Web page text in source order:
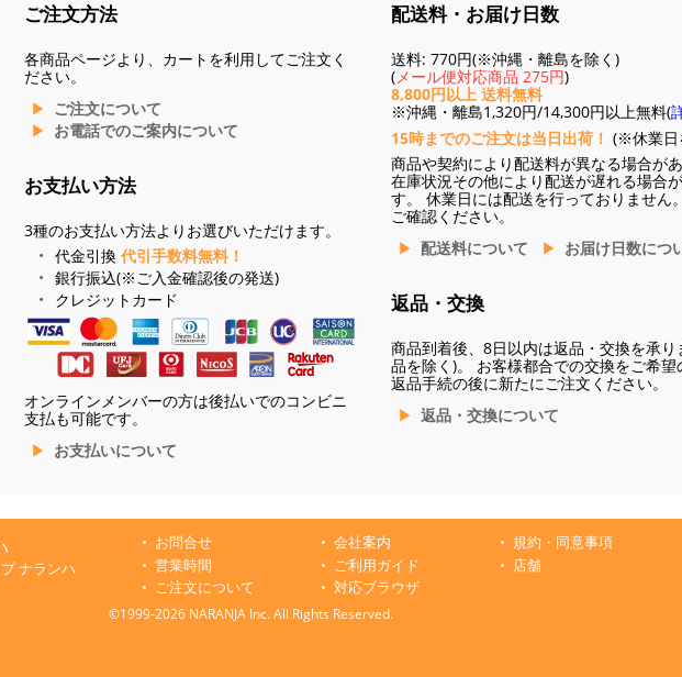
ご注文方法
各商品ページより、カートを利用してご注文く
ださい。
ご注文について
お電話でのご案内について
お支払い方法
3種のお支払い方法よりお選びいただけます。
代金引換 代引手数料無料！
銀行振込(※ご入金確認後の発送)
クレジットカード
オンラインメンバーの方は後払いでのコンビニ
支払も可能です。
お支払いについて
配送料・お届け日数
送料: 770円(※沖縄・離島を除く)
(メール便対応商品 275円)
8,800円以上 送料無料
※沖縄・離島1,320円/14,300円以上無料(
15時までのご注文は当日出荷！ (※休業日
商品や契約により配送料が異なる場合があ
在庫状況その他により配送が遅れる場合
す。 休業日には配送を行っておりません。
ご確認ください。
配送料について
お届け日数につ
返品・交換
商品到着後、8日以内は返品・交換を承り
品を除く)。 お客様都合での交換をご希望
返品手続の後に新たにご注文ください。
返品・交換について
ナランハ
お問合せ 会社案内
規約・同意事項
営業時間
ご利用ガイド
店舗
ご注文について
対応ブラウザ
©1999-2026 NARANJA Inc. All Rights Reserved.